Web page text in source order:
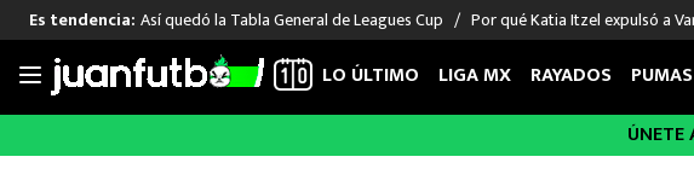
Saltar
Es tendencia: Así quedó la Tabla General de Leagues Cup Por qué Katia Itzel expulsó a
LIGA MX
FUT INTERNACIONAL MEXICANOS EN EL
LO ÚLTIMO LIGA MX RAYADOS PUMAS
ÚNETE